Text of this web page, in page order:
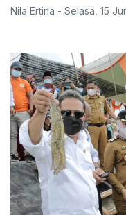
Nila Ertina - Selasa 15